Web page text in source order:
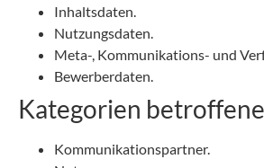
Inhaltsdaten.
Nutzungsdaten.
Meta-, Kommunikations- und
Bewerberdaten.
Kategorien
Kommunikationspartner.